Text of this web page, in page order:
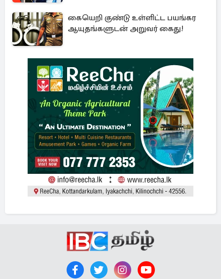
கையெறி குண்டு உள்ளிட்ட பயங்கர
ஆயுதங்களுடன் அறுவர் கைது!